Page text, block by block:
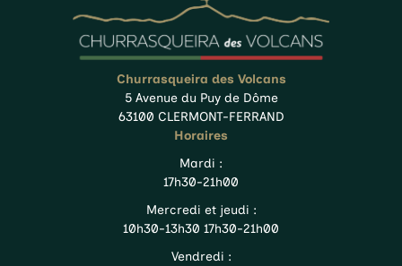
Churrasqueira des Volcans
5 Avenue du Puy de Dôme
63100 CLERMONT-FERRAND
Horaires
Mardi :
17h30-21h00
Mercredi et jeudi :
10h30-13h30 17h30-21h00
Vendredi :